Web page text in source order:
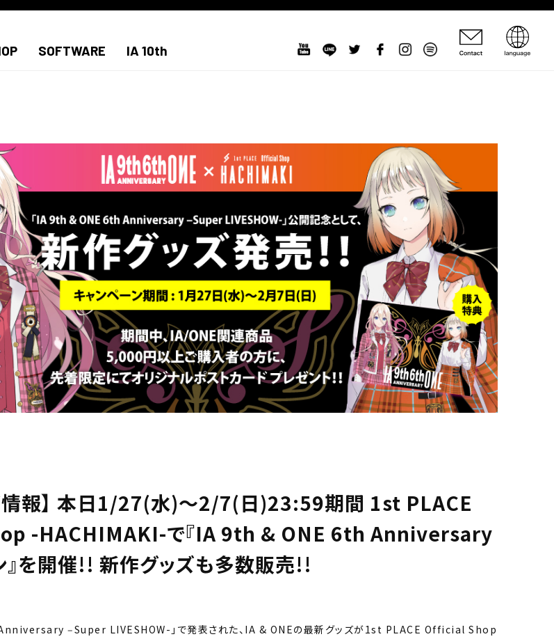
SOFTWARE IA 10th
情報】 本日1/27(水)～2/7(日)23:59期間 1st PLACE
-HACHIMAKI-で『IA 9th & ONE 6th Anniversary
』を開催!! 新作グッズも多数販売!!
‒Super LIVESHOW-」で発表された、IA & ONEの最新グッズが1st PLACE Official Shop